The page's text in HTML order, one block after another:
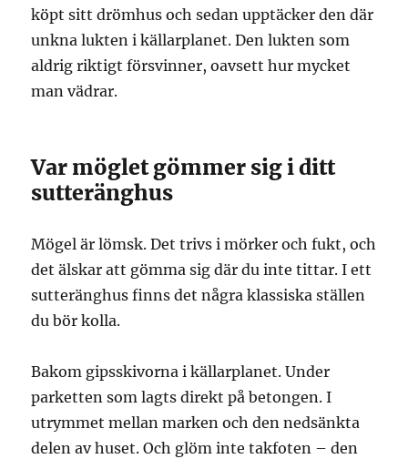
köpt sitt drömhus och sedan upptäcker den där
unkna lukten i källarplanet. Den lukten som
aldrig riktigt försvinner, oavsett hur mycket
man vädrar.
Var möglet gömmer sig i ditt
sutteränghus
Mögel är lömsk. Det trivs i mörker och fukt, och
det älskar att gömma sig där du inte tittar. I ett
sutteränghus finns det några klassiska ställen
du bör kolla.
Bakom gipsskivorna i källarplanet. Under
parketten som lagts direkt på betongen. I
utrymmet mellan marken och den nedsänkta
delen av huset. Och glöm inte takfoten – den